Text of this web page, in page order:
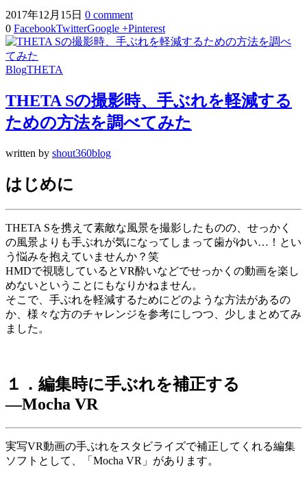
2017年12月15日 0 comment
0 FacebookTwitterGoogle +Pinterest
BlogTHETA
THETA Sの撮影時、手ぶれを軽減する
ための方法を調べてみた
written by shout360blog
はじめに
THETA Sを携えて素敵な風景を撮影したものの、せっかく
の風景よりも手ぶれが気になってしまって歯がゆい…！とい
う悩みを抱えていませんか？笑
HMDで視聴しているとVR酔いなどでせっかくの動画を楽し
めないということにもなりかねません。
そこで、手ぶれを軽減するためにどのような方法があるの
か、様々な方のチャレンジを参考にしつつ、少しまとめてみ
ました。
１．編集時に手ぶれを補正する
―Mocha VR
実写VR動画の手ぶれをスタビライズで補正してくれる編集
ソフトとして、「Mocha VR」があります。